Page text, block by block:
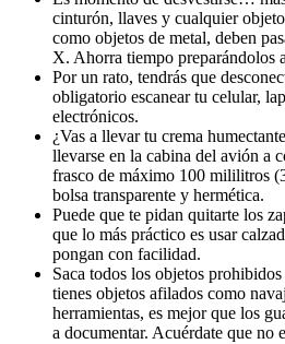
cinturón, llaves y cualquier
como objetos de metal, deben
X. Ahorra tiempo preparándolos
Por un rato, tendrás que
obligatorio escanear tu celular,
electrónicos.
¿Vas a llevar tu crema
llevarse en la cabina del avión a
frasco de máximo 100 mililitros
bolsa transparente y hermética.
Puede que te pidan quitarte los
que lo más práctico es usar
pongan con facilidad.
Saca todos los objetos
tienes objetos afilados como
herramientas, es mejor que los
a documentar. Acuérdate que no